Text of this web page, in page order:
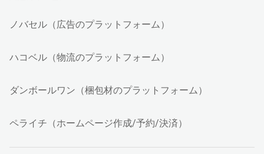
ノバセル（広告のプラットフォーム）
ハコベル（物流のプラットフォーム）
ダンボールワン（梱包材のプラットフォーム）
ペライチ（ホームページ作成/予約/決済）